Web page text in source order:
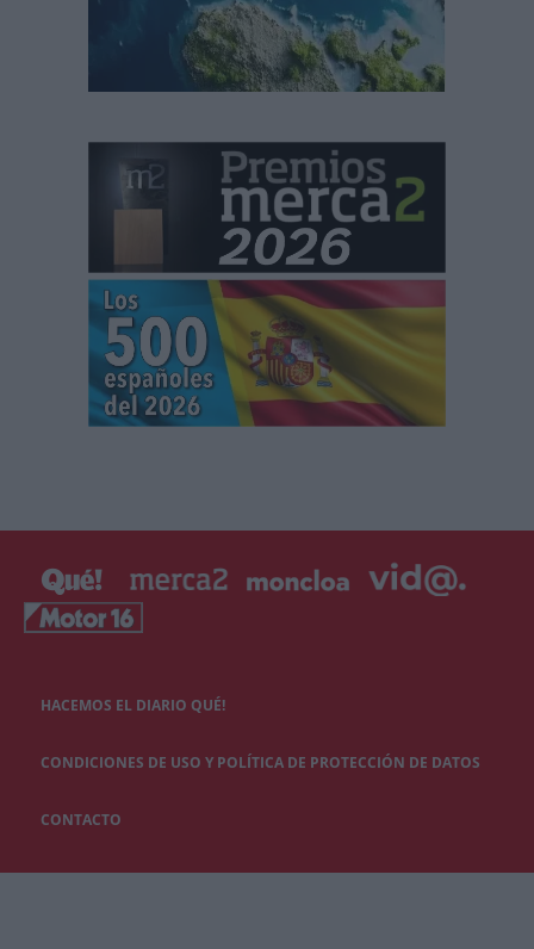
HACEMOS EL DIARIO QUÉ!
CONDICIONES DE USO Y POLÍTICA DE PROTECCIÓN DE DATOS
CONTACTO